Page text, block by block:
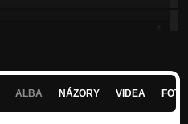
ALBA NÁZORY VIDEA